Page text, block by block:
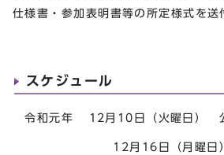
仕様書・参加表明書等の所定様式を送
スケジュール
令和元年 12月10日（火曜日）
12月16日（月曜日） 質